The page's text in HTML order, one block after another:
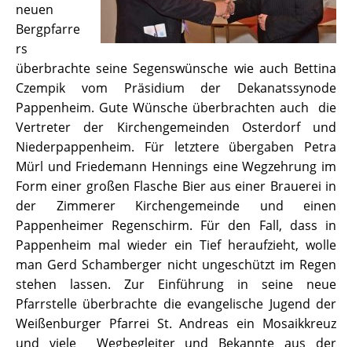
neuen
Bergpfarre
rs
überbrachte seine Segenswünsche wie auch Bettina
Czempik vom Präsidium der Dekanatssynode
Pappenheim. Gute Wünsche überbrachten auch die
Vertreter der Kirchengemeinden Osterdorf und
Niederpappenheim. Für letztere übergaben Petra
Mürl und Friedemann Hennings eine Wegzehrung im
Form einer großen Flasche Bier aus einer Brauerei in
der Zimmerer Kirchengemeinde und einen
Pappenheimer Regenschirm. Für den Fall, dass in
Pappenheim mal wieder ein Tief heraufzieht, wolle
man Gerd Schamberger nicht ungeschützt im Regen
stehen lassen. Zur Einführung in seine neue
Pfarrstelle überbrachte die evangelische Jugend der
Weißenburger Pfarrei St. Andreas ein Mosaikkreuz
und viele Wegbegleiter und Bekannte aus der